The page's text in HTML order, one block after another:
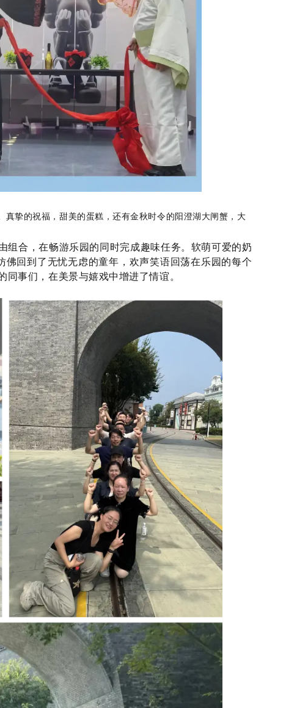
挚的祝福，甜美的蛋糕，还有金秋时令的阳澄湖大闸蟹，大
组合，在畅游乐园的同时完成趣味任务。软萌可爱的奶
回到了无忧无虑的童年，欢声笑语回荡在乐园的每个
事们，在美景与嬉戏中增进了情谊。